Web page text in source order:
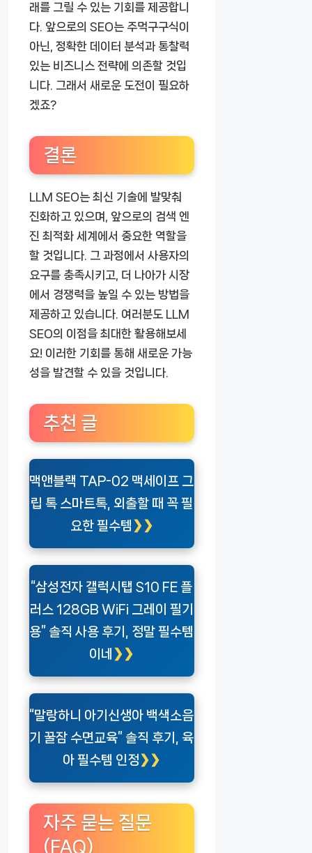
래를 그릴 수 있는 기회를 제공합니
다. 앞으로의 SEO는 주먹구구식이
아닌, 정확한 데이터 분석과 통찰력
있는 비즈니스 전략에 의존할 것입
니다. 그래서 새로운 도전이 필요하
겠죠?
결론
LLM SEO는 최신 기술에 발맞춰
진화하고 있으며, 앞으로의 검색 엔
진 최적화 세계에서 중요한 역할을
할 것입니다. 그 과정에서 사용자의
요구를 충족시키고, 더 나아가 시장
에서 경쟁력을 높일 수 있는 방법을
제공하고 있습니다. 여러분도 LLM
SEO의 이점을 최대한 활용해보세
요! 이러한 기회를 통해 새로운 가능
성을 발견할 수 있을 것입니다.
추천 글
맥앤블랙 TAP-02 맥세이프 그
립 톡 스마트톡, 외출할 때 꼭 필
요한 필수템
“삼성전자 갤럭시탭 S10 FE 플
러스 128GB WiFi 그레이 필기
용” 솔직 사용 후기, 정말 필수템
이네
“말랑하니 아기신생아 백색소음
기 꿀잠 수면교육” 솔직 후기, 육
아 필수템 인정
자주 묻는 질문
(FAQ)